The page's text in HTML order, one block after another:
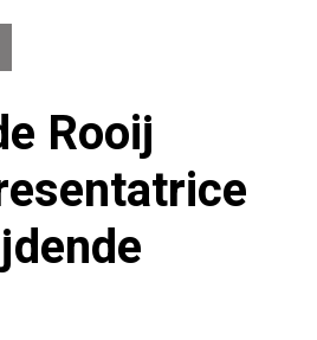
Rooij